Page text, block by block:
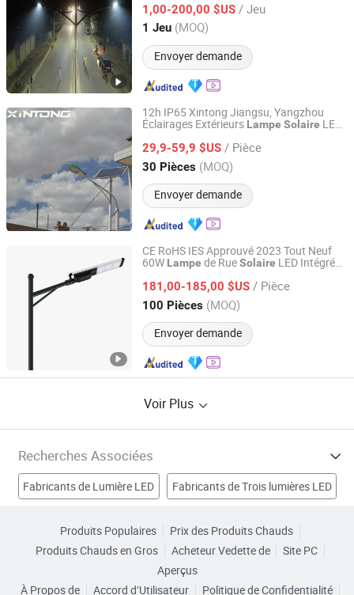
1,00-200,00 $US / Jeu
1 Jeu (MOQ)
Envoyer demande
Guangdong, China Depuis 2016
12h IP65 Xintong Jiangsu, Yangzhou
Éclairages Extérieurs Lampe Solaire LED
29,9-59,9 $US / Pièce
30 Pièces (MOQ)
Envoyer demande
Yangzhou Xintong Transport Equipment Group Co., Ltd.
Jiangsu, China Depuis 2019
CE RoHS IES Approuvé 2023 Tout Neuf
60W Lampe de RueSolaire LED Intégrée
181,00-185,00 $US / Pièce
100 Pièces (MOQ)
Envoyer demande
Jiangsu Shixin Electric Group Co., Ltd.
Jiangsu, China Depuis 2013
Voir Plus
Recherches Associées
Fabricants de Lumière LED Fabricants de Trois lumières LED
Lumière Usines Lampe Usines solaire Usines
Produits Populaires
Prix des Produits Chauds
Produits Chauds en Gros
Acheteur Vedette de
Site PC
Aperçus
À Propos de
Accord d’Utilisateur Politique de Confidentialité